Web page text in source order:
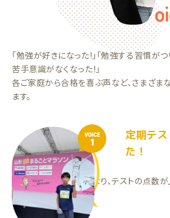
「勉強が好きになった!」「勉強する習慣がつ
苦手意識がなくなった!」
各ご家庭から合格を喜ぶ声など、さまざま
ます。
VOICE
1
定期テ
た！
勉強を自らするようになり、テストの点数が
KMくん（中2）